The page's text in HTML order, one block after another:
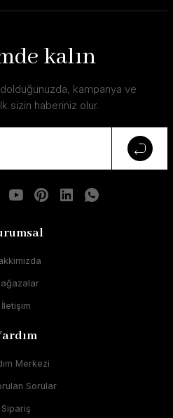
kalın
kampanya ve
sizin haberiniz olur.
İletişim
Merkezi
Sorular
Sipariş